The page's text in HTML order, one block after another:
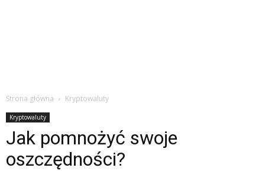
Strona główna Kryptowaluty
Kryptowaluty
Jak pomnożyć swoje
oszczędności?